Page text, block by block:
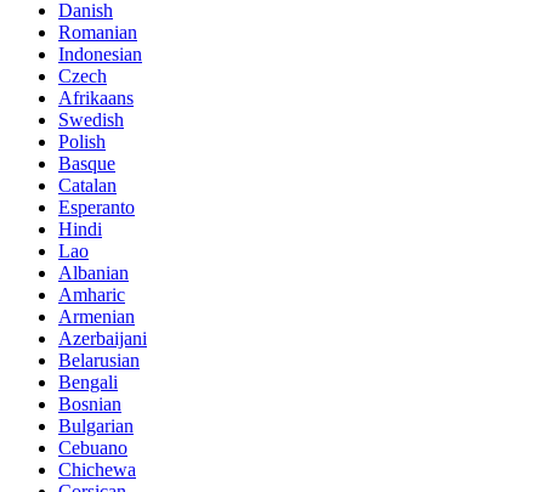
Danish
Romanian
Indonesian
Czech
Afrikaans
Swedish
Polish
Basque
Catalan
Esperanto
Hindi
Lao
Albanian
Amharic
Armenian
Azerbaijani
Belarusian
Bengali
Bosnian
Bulgarian
Cebuano
Chichewa